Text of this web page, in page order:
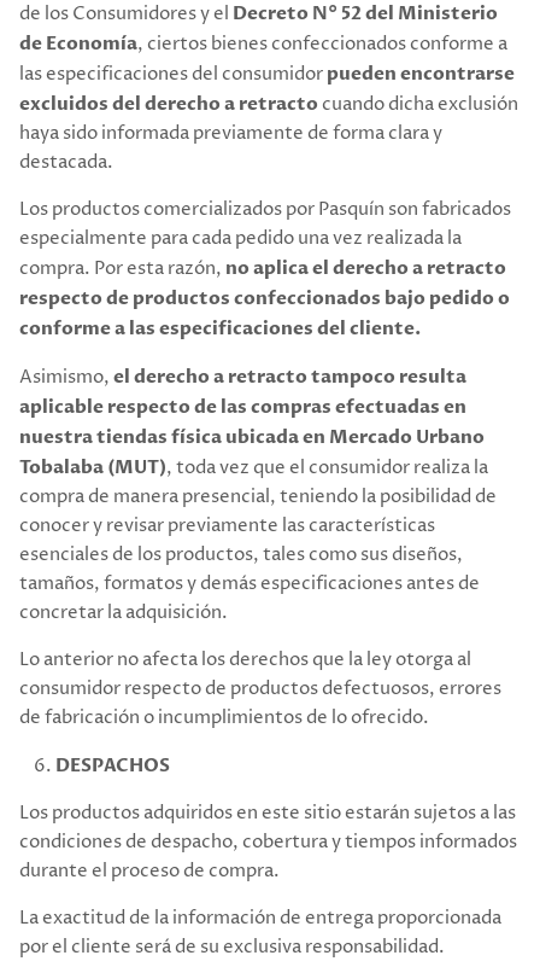
de los Consumidores y el Decreto N° 52 del Ministerio
de Economía, ciertos bienes confeccionados conforme a
las especificaciones del consumidor pueden encontrarse
excluidos del derecho a retracto cuando dicha exclusión
haya sido informada previamente de forma clara y
destacada.
Los productos comercializados por Pasquín son fabricados
especialmente para cada pedido una vez realizada la
compra. Por esta razón, no aplica el derecho a retracto
respecto de productos confeccionados bajo pedido o
conforme a las especificaciones del cliente.
Asimismo, el derecho a retracto tampoco resulta
aplicable respecto de las compras efectuadas en
nuestra tiendas física ubicada en Mercado Urbano
Tobalaba (MUT), toda vez que el consumidor realiza la
compra de manera presencial, teniendo la posibilidad de
conocer y revisar previamente las características
esenciales de los productos, tales como sus diseños,
tamaños, formatos y demás especificaciones antes de
concretar la adquisición.
Lo anterior no afecta los derechos que la ley otorga al
consumidor respecto de productos defectuosos, errores
de fabricación o incumplimientos de lo ofrecido.
DESPACHOS
Los productos adquiridos en este sitio estarán sujetos a las
condiciones de despacho, cobertura y tiempos informados
durante el proceso de compra.
La exactitud de la información de entrega proporcionada
por el cliente será de su exclusiva responsabilidad.